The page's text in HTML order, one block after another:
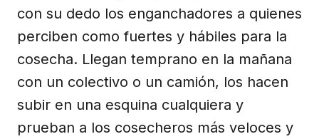
con su dedo los enganchadores a quienes
perciben como fuertes y hábiles para la
cosecha. Llegan temprano en la mañana
con un colectivo o un camión, los hacen
subir en una esquina cualquiera y
prueban a los cosecheros más veloces y